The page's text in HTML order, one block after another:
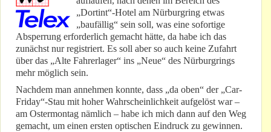
„Dortint“-Hotel am Nürburgring etwas
„baufällig“ sein soll, was eine sofortige
Absperrung erforderlich gemacht hätte, da habe ich das
zunächst nur registriert. Es soll aber so auch keine Zufahrt
über das „Alte Fahrerlager“ ins „Neue“ des Nürburgrings
mehr möglich sein.
Nachdem man annehmen konnte, dass „da oben“ der „Car-
Friday“-Stau mit hoher Wahrscheinlichkeit aufgelöst war –
am Ostermontag nämlich – habe ich mich dann auf den Weg
gemacht, um einen ersten optischen Eindruck zu gewinnen.